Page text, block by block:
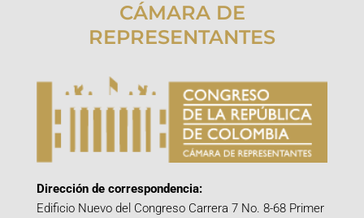
CÁMARA DE
REPRESENTANTES
Dirección de correspondencia:
Edificio Nuevo del Congreso Carrera 7 No. 8-68 Primer